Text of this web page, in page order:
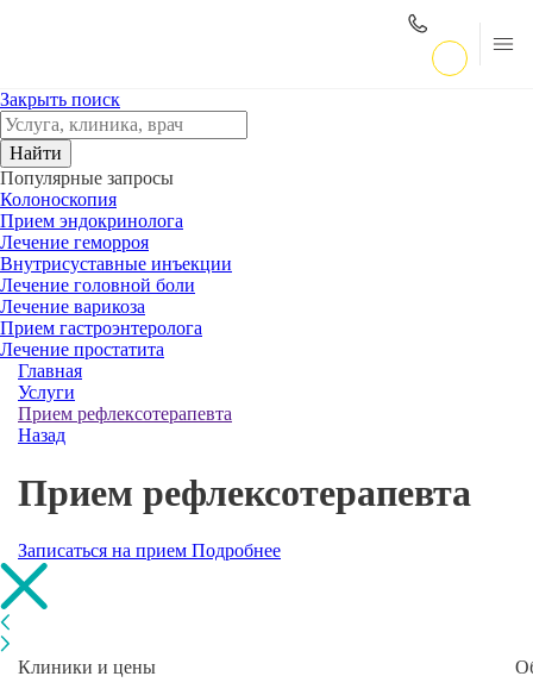
Закрыть поиск
Найти
Популярные запросы
Колоноскопия
Прием эндокринолога
Лечение геморроя
Внутрисуставные инъекции
Лечение головной боли
Лечение варикоза
Прием гастроэнтеролога
Лечение простатита
Главная
Услуги
Прием рефлексотерапевта
Назад
Прием рефлексотерапевта
Записаться на прием Подробнее
Клиники и цены